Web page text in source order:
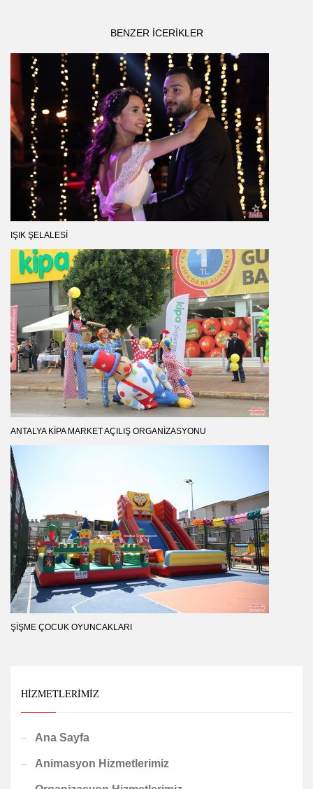
BENZER ICERIKLER
IŞIK ŞELALESI
ANTALYA KIPA MARKET AÇILIŞ ORGANIZASYONU
ŞIŞME ÇOCUK OYUNCAKLARI
HIZMETLERIMIZ
Ana Sayfa
Animasyon Hizmetlerimiz